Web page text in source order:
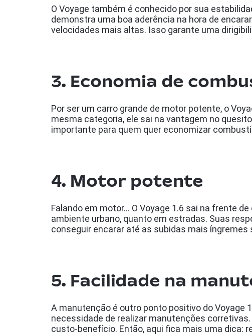
O Voyage também é conhecido por sua
demonstra uma boa aderência na hora de
velocidades mais altas. Isso garante uma
3. Economia de
Por ser um carro grande de motor potente, o
mesma categoria, ele sai na vantagem no
importante para quem quer economizar
4. Motor potente
Falando em motor… O Voyage 1.6 sai na frente
ambiente urbano, quanto em estradas. Suas
conseguir encarar até as subidas mais íngremes
5. Facilidade na
A manutenção é outro ponto positivo do Voyage
necessidade de realizar manutenções
custo-benefício. Então, aqui fica mais uma dica: